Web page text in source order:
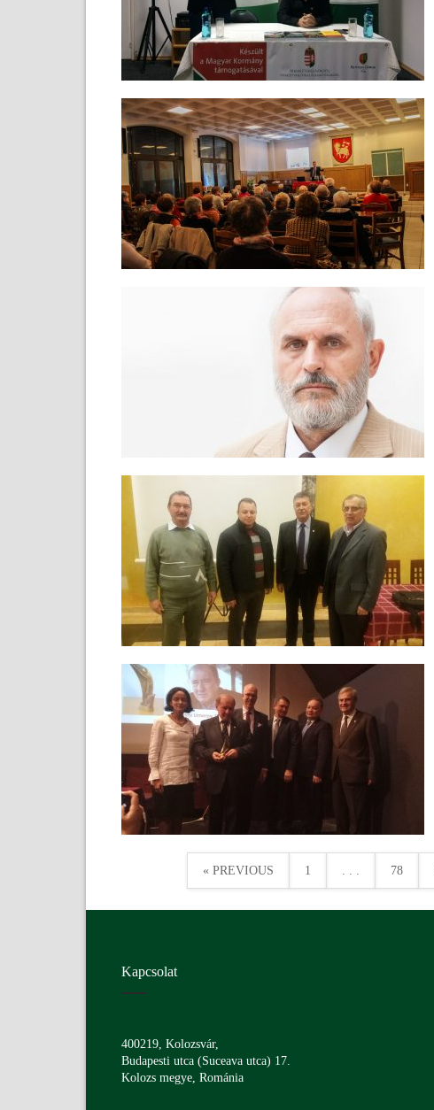
« PREVIOUS 1 . . . 78
Kapcsolat
400219, Kolozsvár,
Budapesti utca (Suceava utca) 17.
Kolozs megye, Románia